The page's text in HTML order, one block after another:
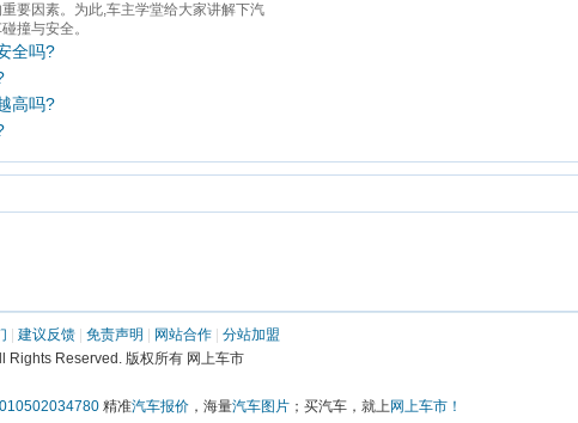
要因素。为此,车主学堂给大家讲解下汽
撞与安全。
全吗?
高吗?
建议反馈 免责声明 网站合作
分站加盟
Reserved. 版权所有 网上车市
精准汽车报价 ，海量汽车图片 ；买汽车，就上网上车市！